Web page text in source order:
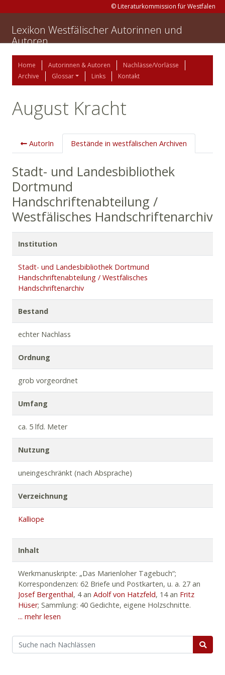
© Literaturkommission für Westfalen
Lexikon Westfälischer Autorinnen und
Autoren
Home Autorinnen & Autoren
Nachlässe/Vorlässe
Archive
Glossar Links Kontakt
August Kracht
AutorIn Bestände in westfälischen Archiven
Stadt- und Landesbibliothek
Dortmund
Handschriftenabteilung /
Westfälisches Handschriftenarchiv
Institution
Stadt- und Landesbibliothek Dortmund
Handschriftenabteilung / Westfälisches
Handschriftenarchiv
Bestand
echter Nachlass
Ordnung
grob vorgeordnet
Umfang
ca. 5 lfd. Meter
Nutzung
uneingeschränkt (nach Absprache)
Verzeichnung
Kalliope
Inhalt
Werkmanuskripte: „Das Marienloher Tagebuch“;
Korrespondenzen: 62 Briefe und Postkarten, u. a. 27 an
Josef Bergenthal, 4 an Adolf von Hatzfeld, 14 an Fritz
Hüser; Sammlung: 40 Gedichte, eigene Holzschnitte.
... mehr lesen